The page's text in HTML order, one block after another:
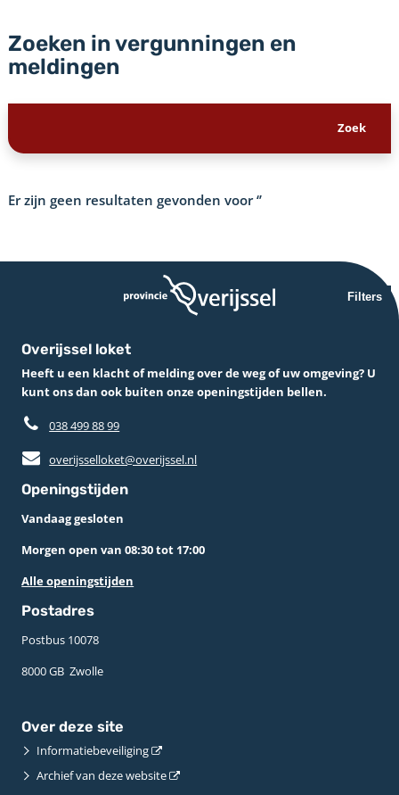
Zoeken in vergunningen en
meldingen
Er zijn geen resultaten gevonden voor‘’
Filters
Overijssel loket
Heeft u een klacht of melding over de weg of uw omgeving? U
kunt ons dan ook buiten onze openingstijden bellen.
038 499 88 99
overijsselloket@overijssel.nl
Openingstijden
Vandaag gesloten
Morgen open van 08:30 tot 17:00
Alle openingstijden
Postadres
Postbus 10078 ­
8000 GB ­ Zwolle
Over deze site
Informatiebeveiliging
Archief van deze website